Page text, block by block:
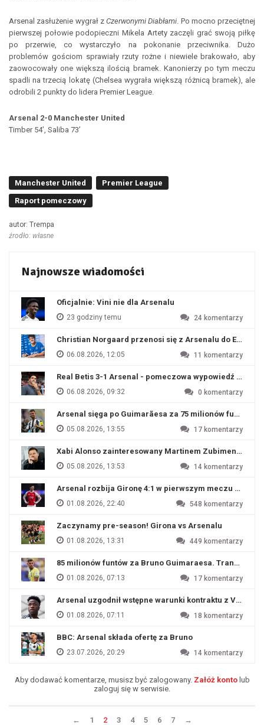
Arsenal zasłużenie wygrał z Czerwonymi Diabłami. Po mocno przeciętnej
pierwszej połowie podopieczni Mikela Artety zaczęli grać swoją piłkę
po przerwie, co wystarczyło na pokonanie przeciwnika. Dużo
problemów gościom sprawiały rzuty rożne i niewiele brakowało, aby
zaowocowały one większą ilością bramek. Kanonierzy po tym meczu
spadli na trzecią lokatę (Chelsea wygrała większą różnicą bramek), ale
odrobili 2 punkty do lidera Premier League.
Arsenal 2-0 Manchester United
Timber 54’, Saliba 73’
Manchester United
Premier League
Raport pomeczowy
autor: Trempa
źrodło: własne
Najnowsze wiadomości
Oficjalnie: Vini nie dla Arsenalu
23 godziny temu 24 komentarzy
Christian Norgaard przenosi się z Arsenalu do
06.08.2026, 12:05 11 komentarzy
Real Betis 3-1 Arsenal - pomeczowa wypowiedź Artety
06.08.2026, 09:32 0 komentarzy
Arsenal sięga po Guimarãesa za 75 milionów funtów
05.08.2026, 13:55 17 komentarzy
Xabi Alonso zainteresowany Martinem Zubimendim
05.08.2026, 13:53 14 komentarzy
Arsenal rozbija Gironę 4:1 w pierwszym meczu
01.08.2026, 22:40 548 komentarzy
Zaczynamy pre-season! Girona vs Arsenalu
01.08.2026, 13:31 449 komentarzy
85 milionów funtów za Bruno Guimaraesa. Transfer
01.08.2026, 07:13 17 komentarzy
Arsenal uzgodnił wstępne warunki kontraktu z
01.08.2026, 07:11 18 komentarzy
BBC: Arsenal składa ofertę za Bruno
23.07.2026, 20:29 14 komentarzy
Aby dodawać komentarze, musisz być zalogowany. Załóż kontolub
zaloguj się w serwisie.
← 1 2 3 4 5 6 7 →